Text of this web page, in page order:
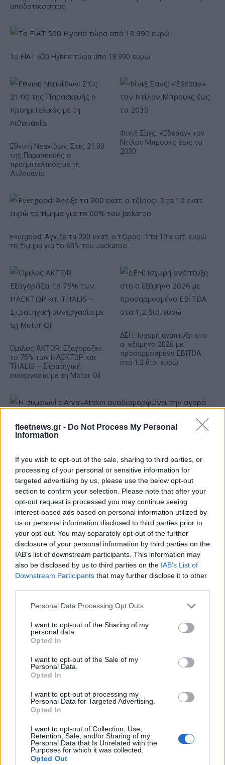
fleetnews.gr - Do Not Process My Personal
Information
If you wish to opt-out of the sale, sharing to third parties, or
processing of your personal or sensitive information for
targeted advertising by us, please use the below opt-out
section to confirm your selection. Please note that after your
opt-out request is processed you may continue seeing
interest-based ads based on personal information utilized by
us or personal information disclosed to third parties prior to
your opt-out. You may separately opt-out of the further
disclosure of your personal information by third parties on the
IAB’s list of downstream participants. This information may
also be disclosed by us to third parties on the IAB’s List of
Downstream Participants that may further disclose it to other
Please note that this website/app uses one or more Google
not limited to your visit or usage behaviour. You may click to
grant or deny consent to Google and its third-party tags to
use your data for below specified purposes in below Google
consent section.
Personal Data Processing Opt Outs
I want to opt-out of the Sharing of my
personal data.
Opted In
I want to opt-out of the Sale of my
Personal Data.
Opted In
I want to opt-out of processing my
Personal Data for Targeted Advertising.
Opted In
I want to opt-out of Collection, Use,
Retention, Sale, and/or Sharing of my
Personal Data that Is Unrelated with the
Purposes for which it was collected.
Opted Out
αποδοτικότητας
Το FIAT 500 Hybrid τώρα από 18.990 ευρώ
Εθνική Νεανίδων: Στις 21:00
της Παρασκευής ο
προημιτελικός με τη
Λιθουανία
Φίνιξ Σανς: «Έδεσαν» τον
Ντίλον Μπρουκς έως το
2030
Evergood: Άγγιξε τα 300 εκατ. ο τζίρος- Στα 10 εκατ. ευρώ
το τίμημα για το 60% του Jackaroo
Όμιλος AKTOR: Εξαγοράζει
το 75% των ΗΛΕΚΤΩΡ και
THALIS – Στρατηγική
συνεργασία με τη Motor Oil
ΔΕΗ: Ισχυρή ανάπτυξη στο
α΄ εξάμηνο 2026 με
προσαρμοσμένο EBITDA
στα 1,2 δισ. ευρώ
Η συμφωνία Arval-Athlon αναδιαμορφώνει την αγορά leasing
VW: Η δύσκολη εξίσωση
της αναδιάρθρωσης
Alpha Bank: Για πρώτη φορά
το Αρχαίο Θέατρο
Επιδαύρου άνοιξε τις πύλες
του σε όλους
βιωσιμότητα σε καθημερινή πράξη
Stoiximan: «Πού ήσουν;» στις μεγάλες στιγμές του
Ολυμπιακού
ΕΤΙΚΕΤΕΣ Bugatti Rimac Porsche Rimac